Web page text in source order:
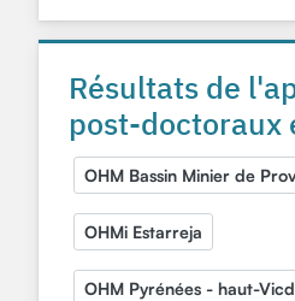
Résultats de
post-doctoraux
OHM Bassin Minier de
OHMi Estarreja
OHM Pyrénées - haut-